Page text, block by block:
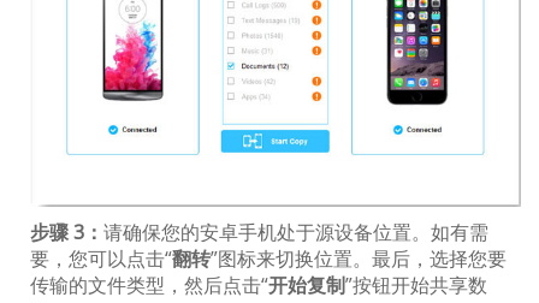
步骤 3： 请确保您的安卓手机处于源设备位置。如有需
要，您可以点击“翻转”图标来切换位置。最后，选择您要
传输的文件类型，然后点击“开始复制”按钮开始共享数